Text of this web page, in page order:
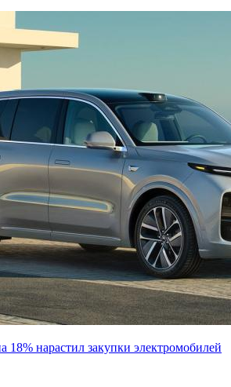
18% нарастил закупки электромобилей